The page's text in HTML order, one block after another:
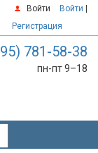
Войти Войти
Регистрация
781-58-38
пн-пт 9–18